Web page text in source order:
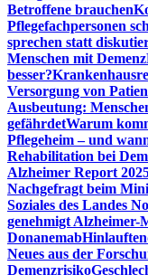
Betroffene brauchen
Pflegefachpersonen
sprechen statt
Menschen mit Demenz
besser?
Versorgung von
Ausbeutung:
gefährdetWarum
Pflegeheim – und
Rehabilitation bei
Alzheimer Report
Nachgefragt beim
Soziales des Landes
genehmigt Alzheimer-
Donanemab
Neues aus der
Demenzrisiko